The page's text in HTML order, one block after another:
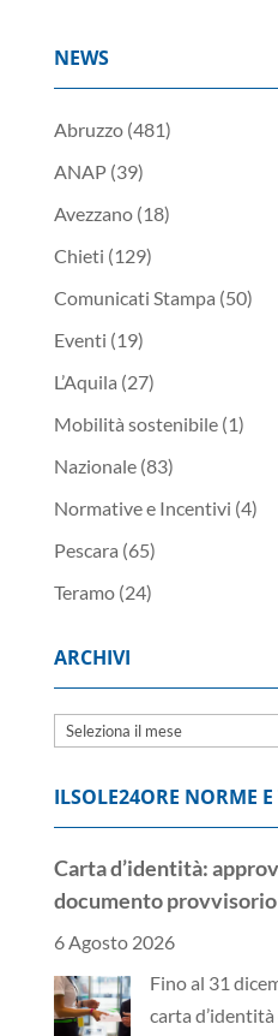
NEWS
Abruzzo(481)
ANAP(39)
Avezzano(18)
Chieti (129)
Comunicati Stampa (50)
Eventi (19)
L’Aquila (27)
Mobilità sostenibile(1)
Nazionale(83)
Normative e Incentivi (4)
Pescara (65)
Teramo(24)
ARCHIVI
Archivi
ILSOLE24ORE NORME
Carta d’identità:
documento provvisorio
6 Agosto 2026
Fino al 31
carta